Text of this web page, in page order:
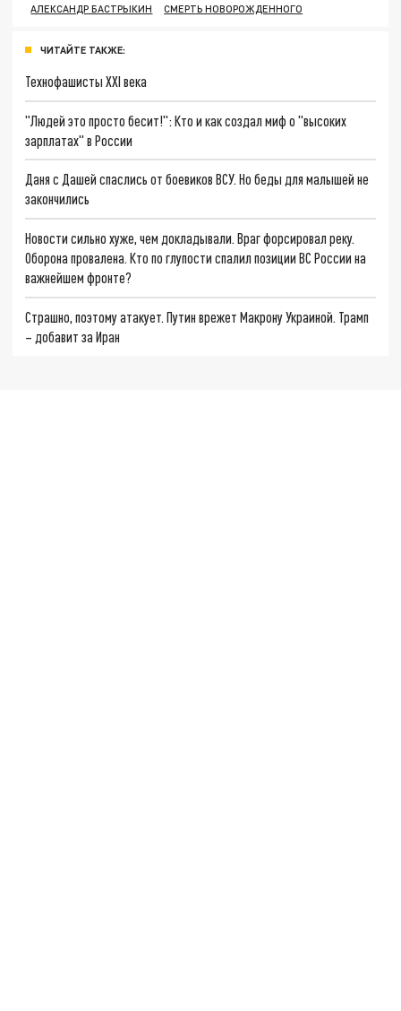
АЛЕКСАНДР БАСТРЫКИН
СМЕРТЬ НОВОРОЖДЕННОГО
ЧИТАЙТЕ ТАКЖЕ:
Технофашисты XXI века
"Людей это просто бесит!": Кто и как создал миф о "высоких
зарплатах" в России
Даня с Дашей спаслись от боевиков ВСУ. Но беды для малышей не
закончились
Новости сильно хуже, чем докладывали. Враг форсировал реку.
Оборона провалена. Кто по глупости спалил позиции ВС России на
важнейшем фронте?
Страшно, поэтому атакует. Путин врежет Макрону Украиной. Трамп
– добавит за Иран